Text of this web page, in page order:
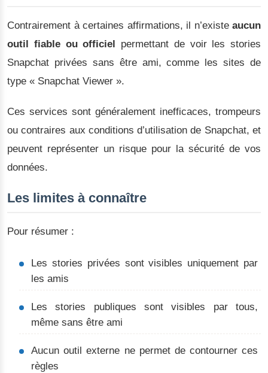
Contrairement à certaines affirmations, il n’existe aucun
outil fiable ou officiel
permettant de voir les stories
Snapchat privées sans être ami, comme les sites de
type « Snapchat Viewer ».
Ces services sont généralement inefficaces, trompeurs
ou contraires aux conditions d’utilisation de Snapchat, et
peuvent représenter un risque pour la sécurité de vos
données.
Les limites à connaître
Pour résumer :
Les stories privées sont visibles uniquement par
les amis
Les stories publiques sont visibles par tous,
même sans être ami
Aucun outil externe ne permet de contourner ces
règles